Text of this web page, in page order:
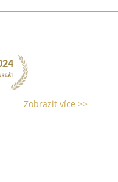
Zobrazit více >>